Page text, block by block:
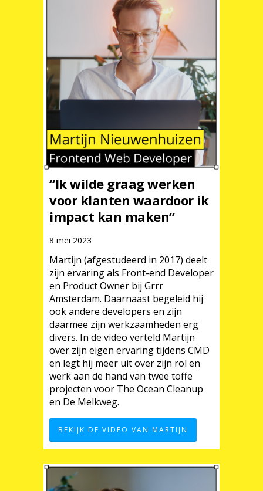
“Ik wilde graag werken
voor klanten waardoor ik
impact kan maken”
8 mei 2023
Martijn (afgestudeerd in 2017) deelt
zijn ervaring als Front-end Developer
en Product Owner bij Grrr
Amsterdam. Daarnaast begeleid hij
ook andere developers en zijn
daarmee zijn werkzaamheden erg
divers. In de video verteld Martijn
over zijn eigen ervaring tijdens CMD
en legt hij meer uit over zijn rol en
werk aan de hand van twee toffe
projecten voor The Ocean Cleanup
en De Melkweg.
BEKIJK DE VIDEO VAN MARTIJN